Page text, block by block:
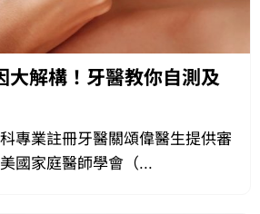
大解構！牙醫教你自測及
專業註冊牙醫關頌偉醫生提供審
國家庭醫師學會（...